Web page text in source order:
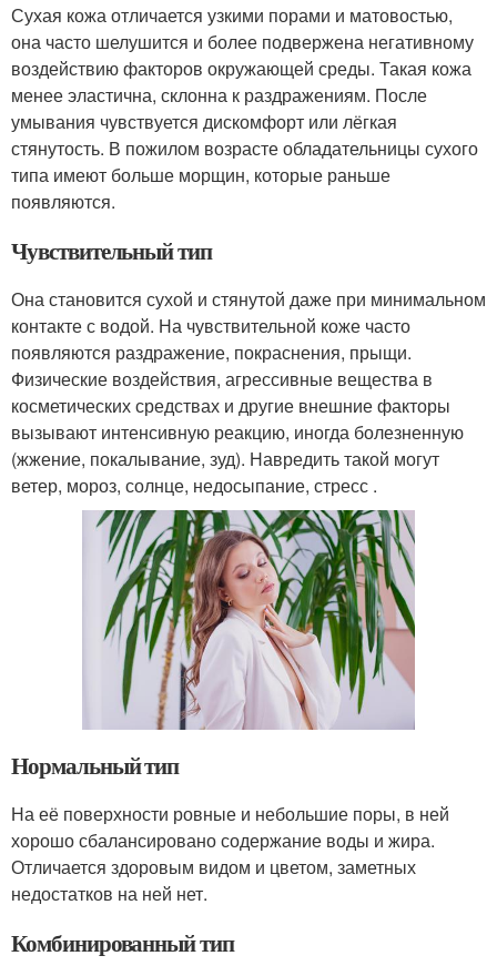
Сухая кожа отличается узкими порами и матовостью,
она часто шелушится и более подвержена негативному
воздействию факторов окружающей среды. Такая кожа
менее эластична, склонна к раздражениям. После
умывания чувствуется дискомфорт или лёгкая
стянутость. В пожилом возрасте обладательницы сухого
типа имеют больше морщин, которые раньше
появляются.
Чувствительный тип
Она становится сухой и стянутой даже при минимальном
контакте с водой. На чувствительной коже часто
появляются раздражение, покраснения, прыщи.
Физические воздействия, агрессивные вещества в
косметических средствах и другие внешние факторы
вызывают интенсивную реакцию, иногда болезненную
(жжение, покалывание, зуд). Навредить такой могут
ветер, мороз, солнце, недосыпание, стресс .
Нормальный тип
На её поверхности ровные и небольшие поры, в ней
хорошо сбалансировано содержание воды и жира.
Отличается здоровым видом и цветом, заметных
недостатков на ней нет.
Комбинированный тип